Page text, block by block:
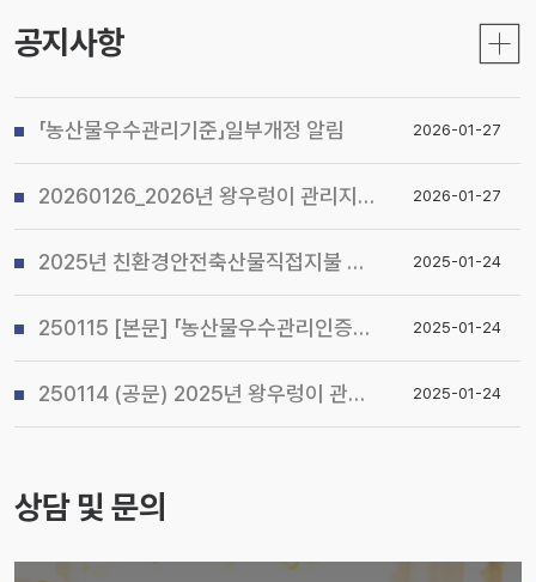
공지사항
「농산물우수관리기준」일부개정 알림 2026-01-27
20260126_2026년 왕우렁이 관리지침 및 전국 일제 수거기간 운영계획 알림 2026-01-27
2025년 친환경안전축산물직접지불 사업 시행지침 알림 2025-01-24
250115 [본문] 「농산물우수관리인증(GAP) 기본교육 관리지침」개정 알림 2025-01-24
250114 (공문) 2025년 왕우렁이 관리지침 및 전국 일제 수거기간 운영계획 알림 2025-01-24
상담 및 문의